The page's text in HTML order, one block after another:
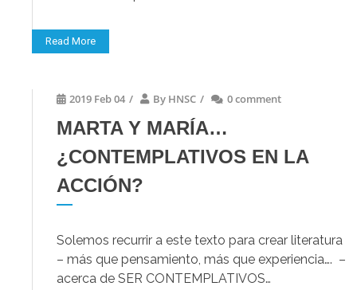
Read More
2019 Feb 04 / By HNSC / 0 comment
MARTA Y MARÍA…
¿CONTEMPLATIVOS EN LA
ACCIÓN?
Solemos recurrir a este texto para crear literatura
– más que pensamiento, más que experiencia…. –
acerca de SER CONTEMPLATIVOS…